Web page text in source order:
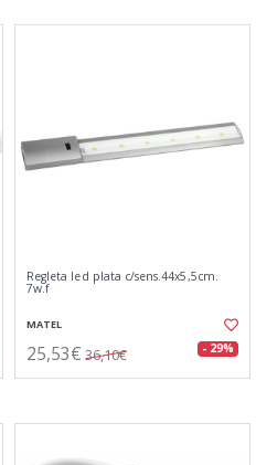
Regleta led plata c/sens.44x5,5cm.
7w.f
MATEL
25,53€ 36,10€ - 29%